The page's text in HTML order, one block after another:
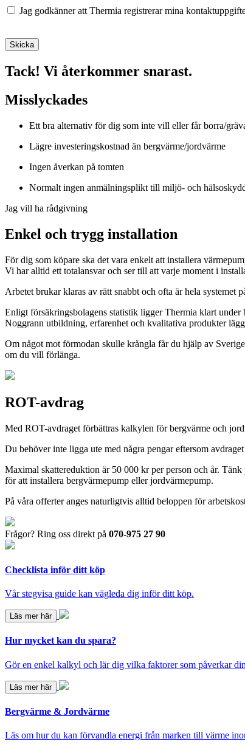
Jag godkänner att Thermia registrerar mina
Tack! Vi återkommer snarast.
Misslyckades
Ett bra alternativ för dig som inte vill eller får borra/
Lägre investeringskostnad än bergvärme/jordvärme
Ingen åverkan på tomten
Normalt ingen anmälningsplikt till miljö- och
Jag vill ha rådgivning
Enkel och trygg installation
För dig som köpare ska det vara enkelt att installera
Vi har alltid ett totalansvar och ser till att varje moment i
Arbetet brukar klaras av rätt snabbt och ofta är hela systemet
Enligt försäkringsbolagens statistik ligger Thermia klart under
Noggrann utbildning, erfarenhet och kvalitativa produkter
Om något mot förmodan skulle krångla får du hjälp av
om du vill förlänga.
ROT-avdrag
Med ROT-avdraget förbättras kalkylen för bergvärme och
Du behöver inte ligga ute med några pengar eftersom
Maximal skattereduktion är 50 000 kr per person och år.
för att installera bergvärmepump eller jordvärmepump.
På våra offerter anges naturligtvis alltid beloppen för
Frågor? Ring oss direkt på 070-975 27 90
Checklista inför ditt köp
Vår stegvisa guide kan vägleda dig inför ditt köp.
Läs mer här
Hur mycket kan du spara?
Gör en enkel kalkyl och lär dig vilka faktorer som påverkar
Läs mer här
Bergvärme & Jordvärme
Läs om hur du kan förvandla energi från marken till värme